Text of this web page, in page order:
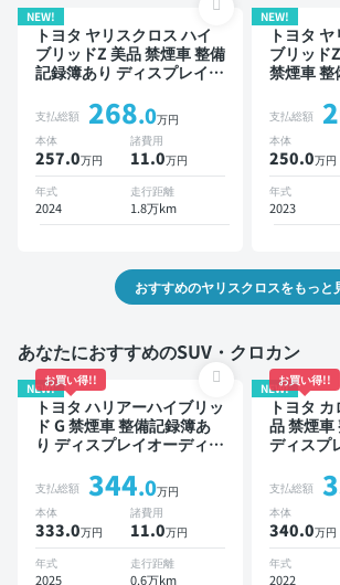
NEW!
トヨタ ヤリスクロス ハイ
ブリッドZ 美品 禁煙車 整備
記録簿あり ディスプレイオ
TV ブラインドスポットモ
ニター オートクルーズ ス
マートキー ETC 電動バッ
クドア バックモニター 全
方位カメラ ドライブレコー
ダー 衝突軽減
支払総額 268.0万円
本体
257.0万円
諸費用
11.0万円
年式
2024
走行距離
1.8万km
NEW!
トヨタ
ブリッド
禁煙車 整
ビキット
ドスポッ
ルインナ
ルーズ ス
バックモ
ラ ドライ
突軽減
支払総額
本体
250.0万円
年式
2023
おすすめのヤリスクロスをもっと
あなたにおすすめのSUV・クロカン
NEW!
お買い得!!
トヨタ ハリアーハイブリッ
ド G 禁煙車 整備記録簿あ
り ディスプレイオーディオ
ニター デジタルインナーミ
ラー オートクルーズ ワイ
ヤレスキー ETC 電動バッ
クドア バックモニター 全
方位カメラ ドライブレコー
ダー 衝突軽減
支払総額 344.0万円
本体
333.0万円
諸費用
11.0万円
年式
2025
走行距離
0.6万km
NEW!
お買い得!!
トヨタ
品 禁煙車
ディスプ
スポット
ルーズ ス
電動バッ
ター 全方
ブレコー
支払総額
本体
340.0万円
年式
2022